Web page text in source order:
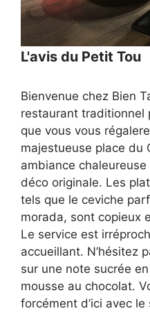
L'avis du Petit Tou
Bienvenue chez Bien
restaurant traditionnel
que vous vous
majestueuse place du
ambiance
déco originale. Les
tels que le ceviche
morada, sont copieux
Le service est
accueillant. N’hésitez
sur une note sucrée
mousse au chocolat.
forcément d’ici avec